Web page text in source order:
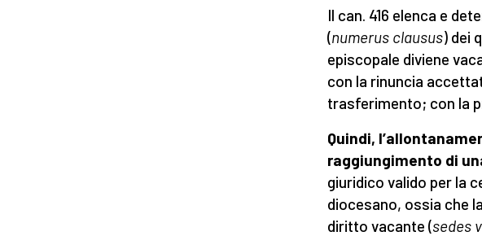
Il can. 416 elenca e
(numerus clausus) dei
episcopale diviene
con la rinuncia
trasferimento; con la
Quindi,
raggiungimento di
giuridico valido per la
diocesano, ossia che
diritto vacante (sedes